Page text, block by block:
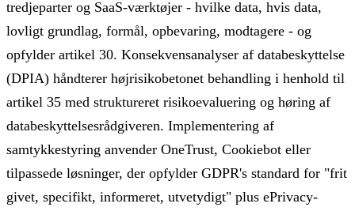
tredjeparter og SaaS-værktøjer - hvilke data, hvis data,
lovligt grundlag, formål, opbevaring, modtagere - og
opfylder artikel 30. Konsekvensanalyser af databeskyttelse
(DPIA) håndterer højrisikobetonet behandling i henhold til
artikel 35 med struktureret risikoevaluering og høring af
databeskyttelsesrådgiveren. Implementering af
samtykkestyring anvender OneTrust, Cookiebot eller
tilpassede løsninger, der opfylder GDPR's standard for "frit
givet, specifikt, informeret, utvetydigt" plus ePrivacy-